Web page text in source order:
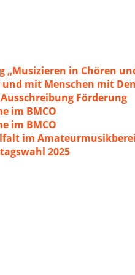
„Musizieren in Chören
mit Menschen mit
Förderung
im BMCO
im BMCO
im
2025